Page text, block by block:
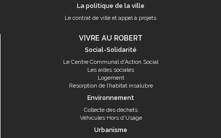
La politique de la ville
Le contrat de ville et appel à projets
VIVRE AU ROBERT
Social-Solidarité
Le Centre Communal d'Action Social
Les aides sociales
Logement
Résorption de l’habitat insalubre
Environnement
Collecte des déchets
Véhicules Hors d'Usage
Urbanisme